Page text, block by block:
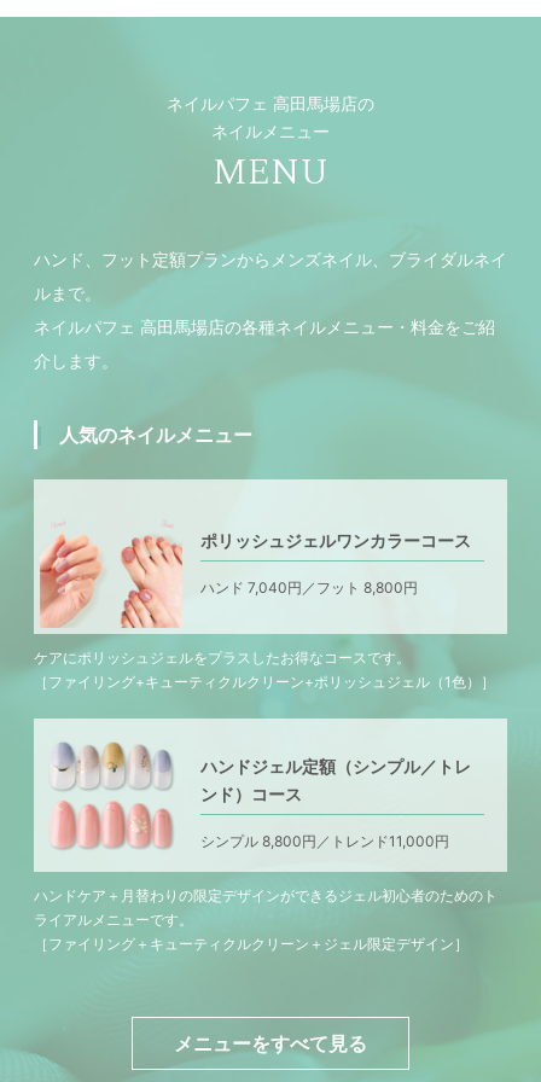
ネイルパフェ 高田馬場店の
ネイルメニュー
MENU
ハンド、フット定額プランからメンズネイル、ブライダルネイ
ルまで。
ネイルパフェ 高田馬場店の各種ネイルメニュー・料金をご紹
介します。
人気のネイルメニュー
ポリッシュジェルワンカラーコース
ハンド 7,040円／フット 8,800円
ケアにポリッシュジェルをプラスしたお得なコースです。
［ファイリング+キューティクルクリーン+ポリッシュジェル（1色）］
ハンドジェル定額（シンプル／トレ
ンド）コース
シンプル 8,800円／トレンド11,000円
ハンドケア＋月替わりの限定デザインができるジェル初心者のためのト
ライアルメニューです。
［ファイリング＋キューティクルクリーン＋ジェル限定デザイン］
メニューをすべて見る